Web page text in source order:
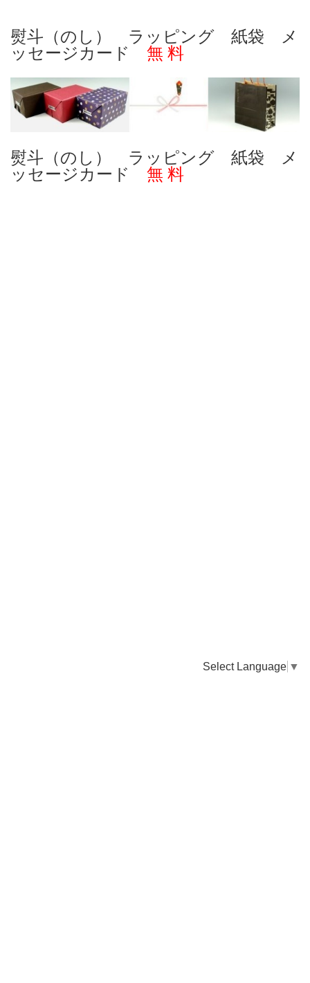
Select Language ▼
熨斗（のし） ラッピング 紙袋 メ
ッセージカード
無 料
熨斗（のし） ラッピング 紙袋 メ
ッセージカード
無 料